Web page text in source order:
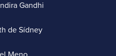
Gandhi
de Sídney